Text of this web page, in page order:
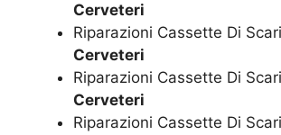
Cerveteri
Riparazioni Cassette Di
Cerveteri
Riparazioni Cassette Di
Cerveteri
Riparazioni Cassette Di